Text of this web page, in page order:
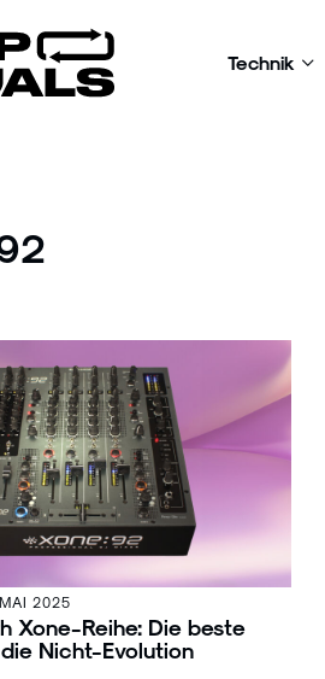
Technik
2025
Xone-Reihe: Die beste
Nicht-Evolution